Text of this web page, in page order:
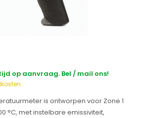
op aanvraag. Bel / mail ons!
is ontworpen voor Zone 1
°C, met instelbare emissiviteit,